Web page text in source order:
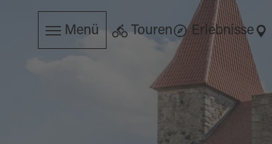
Menü Touren Erlebnisse